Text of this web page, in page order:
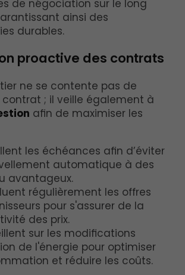
de négociation sur le long
ainsi des
durables.
proactive des contrats
ne se contente pas de
; il veille également à
afin de maximiser les
les échéances afin d’éviter
automatique à des
avantageux.
régulièrement les offres
pour s'assurer de la
des prix.
sur les modifications
de l'énergie pour optimiser
et réduire les coûts.